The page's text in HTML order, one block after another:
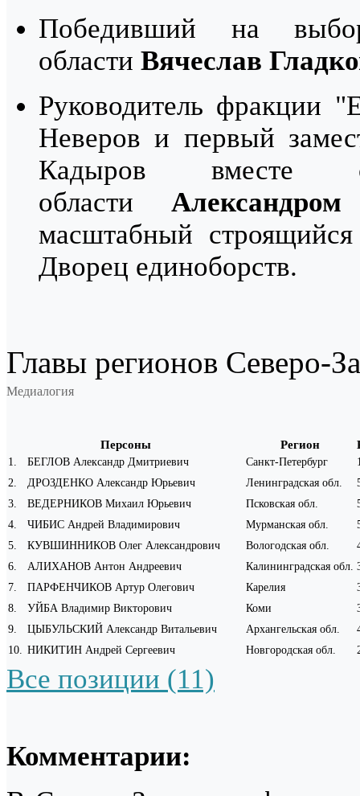
Победивший на
области Вячеслав
Руководитель фракции
Неверов и первый
Кадыров вместе
области
масштабный
Дворец единоборств.
Главы регионов Северо-
Медиалогия
Персоны Регион
1. БЕГЛОВ Александр Дмитриевич Санкт-Петербург
2. ДРОЗДЕНКО Александр Юрьевич Ленинградская обл.
3. ВЕДЕРНИКОВ Михаил Юрьевич Псковская обл.
4. ЧИБИС Андрей Владимирович Мурманская обл.
5. КУВШИННИКОВ Олег Александрович Вологодская обл.
6. АЛИХАНОВ Антон Андреевич Калининградская обл.
7. ПАРФЕНЧИКОВ Артур Олегович Карелия
8. УЙБА Владимир Викторович Коми
9. ЦЫБУЛЬСКИЙ Александр Витальевич Архангельская обл.
10. НИКИТИН Андрей Сергеевич Новгородская обл.
Все позиции (11)
Комментарии: